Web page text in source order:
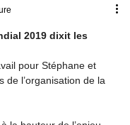
2019 dixit les
pour Stéphane et
de l’organisation de la